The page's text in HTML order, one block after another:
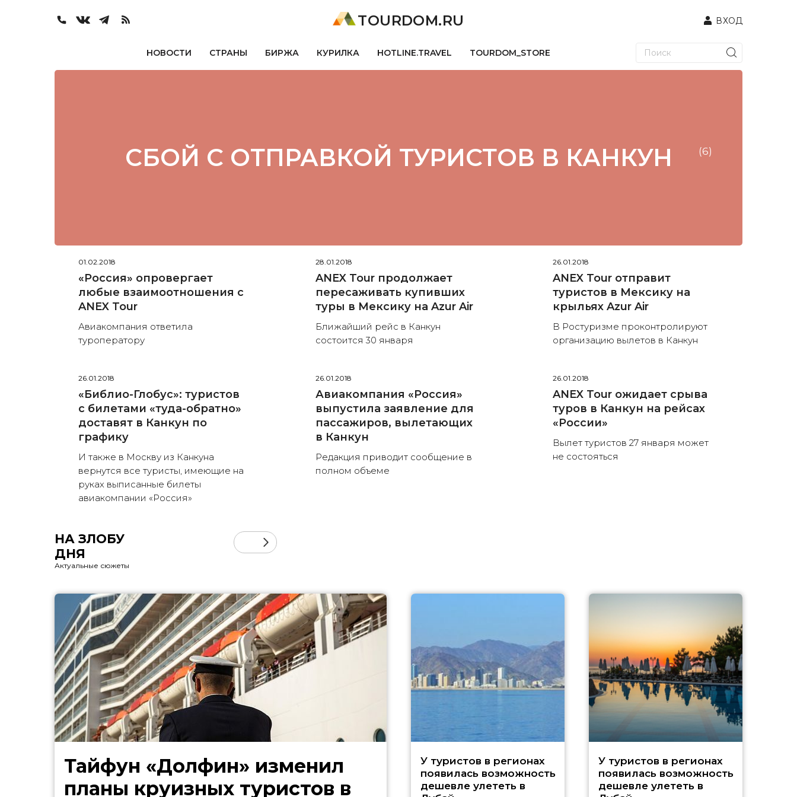
TOURDOM.RU ВХОД
НОВОСТИ СТРАНЫ БИРЖА КУРИЛКА HOTLINE.TRAVEL TOURDOM_STORE
СБОЙ С ОТПРАВКОЙ ТУРИСТОВ В КАНКУН (6)
01.02.2018
«Россия» опровергает
любые взаимоотношения с
ANEX Tour
Авиакомпания ответила
туроператору
28.01.2018
ANEX Tour продолжает
пересаживать купивших
туры в Мексику на Azur Air
Ближайший рейс в Канкун
состоится 30 января
26.01.2018
ANEX Tour отправит
туристов в Мексику на
крыльях Azur Air
В Ростуризме проконтролируют
организацию вылетов в Канкун
26.01.2018
«Библио-Глобус»: туристов
с билетами «туда-обратно»
доставят в Канкун по
графику
И также в Москву из Канкуна
вернутся все туристы, имеющие на
руках выписанные билеты
авиакомпании «Россия»
26.01.2018
Авиакомпания «Россия»
выпустила заявление для
пассажиров, вылетающих
в Канкун
Редакция приводит сообщение в
полном объеме
26.01.2018
ANEX Tour ожидает срыва
туров в Канкун на рейсах
«России»
Вылет туристов 27 января может
не состояться
НА ЗЛОБУ
ДНЯ
Актуальные сюжеты
Тайфун «Долфин» изменил
планы круизных туристов в
У туристов в регионах
появилась возможность
дешевле улететь в
У туристов в регионах
появилась возможность
дешевле улететь в